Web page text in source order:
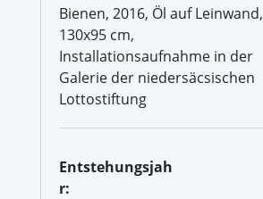
Bienen, 2016, Öl auf Leinwand,
130x95 cm,
Installationsaufnahme in der
Galerie der niedersäcsischen
Lottostiftung
Entstehungsjah
r: